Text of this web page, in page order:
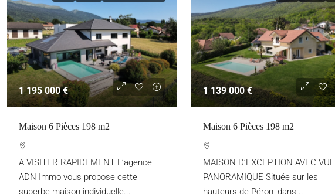
1 195 000 €
Maison 6 Pièces 198 m2
A VISITER RAPIDEMENT L’agence
ADN Immo vous propose cette
superbe maison individuelle...
1 139 000 €
Maison 6 Pièces 198 m2
MAISON D’EXCEPTION AVEC VUE
PANORAMIQUE Située sur les
hauteurs de Péron, dans...